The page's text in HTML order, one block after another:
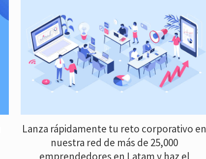
Lanza rápidamente tu reto corporativo en
nuestra red de más de 25,000
emprendedores en Latam y haz el